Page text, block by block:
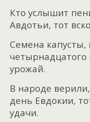
Кто услышит
Авдотьи, тот
Семена капусты,
урожай.
В народе
день Евдокии,
удачи.